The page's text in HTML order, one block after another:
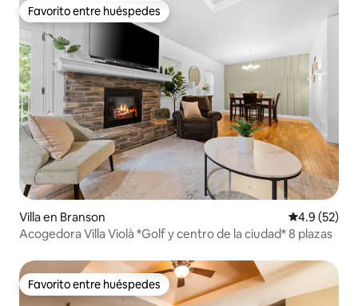
Favorito entre huéspedes
Favorito entre huéspedes
Villa en Branson Calificación
4.9 (52)
Acogedora Villa Violà *Golf y centro de la ciudad* 8 plazas
Favorito entre huéspedes
Favorito entre huéspedes